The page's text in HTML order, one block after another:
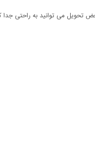
می توانید به راحتی جدا